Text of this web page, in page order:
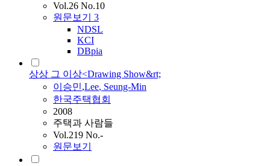
Vol.26 No.10
원문보기 3
NDSL
KCI
DBpia
상상 그 이상<Drawing Show&rt;
이승민,Lee, Seung-Min
한국주택협회
2008
주택과 사람들
Vol.219 No.-
원문보기